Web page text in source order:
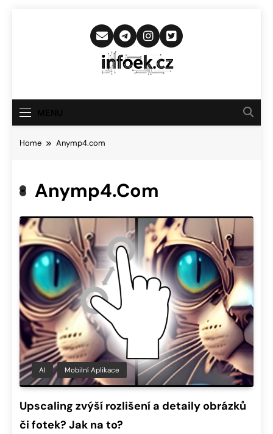
Infoek.cz
Novinkám
Home Anymp4.com
Anymp4.com
AI Mobilní Aplikace
Upscaling zvýší rozlišení a detaily obrázků
či fotek? Jak na to?